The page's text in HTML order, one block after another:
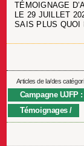
TÉMOIGNAGE
LE 29 JUILLET
SAIS PLUS QUOI
Articles de la/des
Campagne UJFP
Témoignages